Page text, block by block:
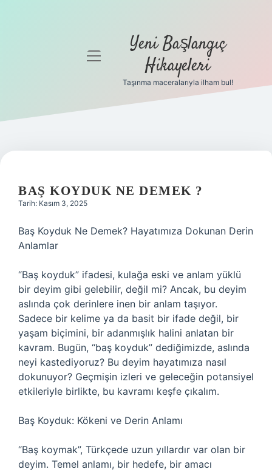
Gizlilik
Hakkımızda
menüyü
Yeni Başlangıç
Hikayeleri
Taşınma maceralarıyla ilham bul!
BAŞ KOYDUK NE DEMEK ?
Tarih: Kasım 3, 2025
Baş Koyduk Ne Demek? Hayatımıza Dokunan Derin
Anlamlar
“Baş koyduk” ifadesi, kulağa eski ve anlam yüklü
bir deyim gibi gelebilir, değil mi? Ancak, bu deyim
aslında çok derinlere inen bir anlam taşıyor.
Sadece bir kelime ya da basit bir ifade değil, bir
yaşam biçimini, bir adanmışlık halini anlatan bir
kavram. Bugün, “baş koyduk” dediğimizde, aslında
neyi kastediyoruz? Bu deyim hayatımıza nasıl
dokunuyor? Geçmişin izleri ve geleceğin potansiyel
etkileriyle birlikte, bu kavramı keşfe çıkalım.
Baş Koyduk: Kökeni ve Derin Anlamı
“Baş koymak”, Türkçede uzun yıllardır var olan bir
deyim. Temel anlamı, bir hedefe, bir amacı